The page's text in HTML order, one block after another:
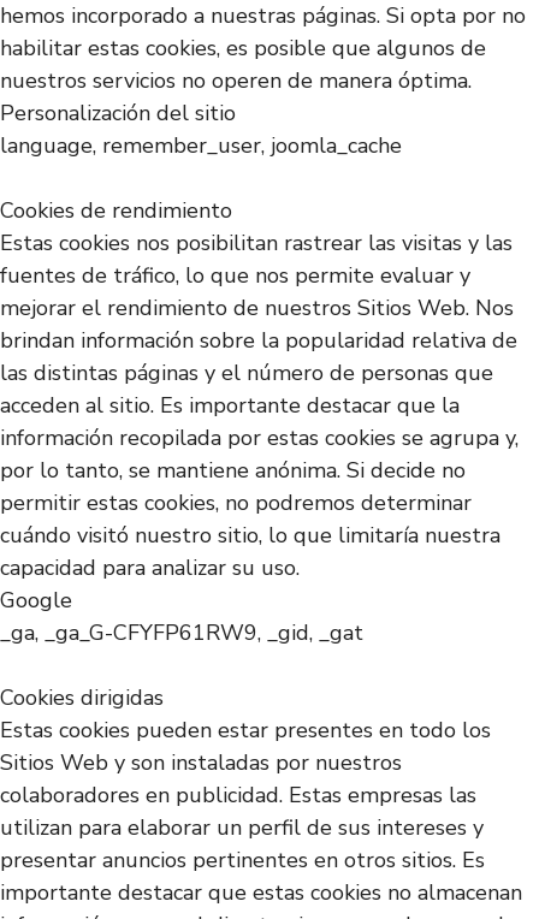
hemos incorporado a nuestras páginas. Si opta por no
habilitar estas cookies, es posible que algunos de
nuestros servicios no operen de manera óptima.
Personalización del sitio
language, remember_user, joomla_cache
Cookies de rendimiento
Estas cookies nos posibilitan rastrear las visitas y las
fuentes de tráfico, lo que nos permite evaluar y
mejorar el rendimiento de nuestros Sitios Web. Nos
brindan información sobre la popularidad relativa de
las distintas páginas y el número de personas que
acceden al sitio. Es importante destacar que la
información recopilada por estas cookies se agrupa y,
por lo tanto, se mantiene anónima. Si decide no
permitir estas cookies, no podremos determinar
cuándo visitó nuestro sitio, lo que limitaría nuestra
capacidad para analizar su uso.
Google
_ga, _ga_G-CFYFP61RW9, _gid, _gat
Cookies dirigidas
Estas cookies pueden estar presentes en todo los
Sitios Web y son instaladas por nuestros
colaboradores en publicidad. Estas empresas las
utilizan para elaborar un perfil de sus intereses y
presentar anuncios pertinentes en otros sitios. Es
importante destacar que estas cookies no almacenan